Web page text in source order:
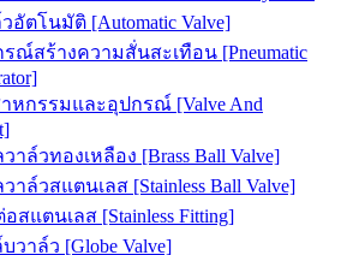
อัตโนมัติ [Automatic Valve]
ณ์สร้างความสั่นสะเทือน [Pneumatic
หกรรมและอุปกรณ์ [Valve And
าล์วทองเหลือง [Brass Ball Valve]
าล์วสแตนเลส [Stainless Ball Valve]
สแตนเลส [Stainless Fitting]
วาล์ว [Globe Valve]